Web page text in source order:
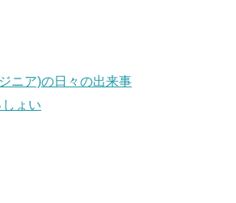
ニア)の日々の出来事
ょい